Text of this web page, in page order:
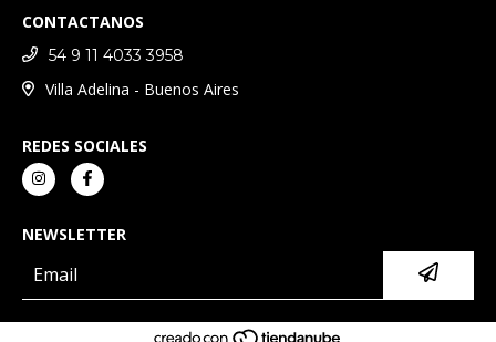
CONTACTANOS
54 9 11 4033 3958
Villa Adelina - Buenos Aires
REDES SOCIALES
NEWSLETTER